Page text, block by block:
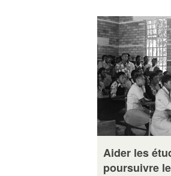
Aider les
poursuivre